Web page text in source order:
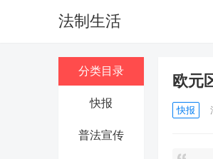
法制生活
分类目录
快报
普法宣传
欧元
快报